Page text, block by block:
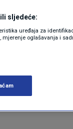
tajnu vojnu
operacijama.
snagama i
sljedeće:
uređaja za
oglašavanja i